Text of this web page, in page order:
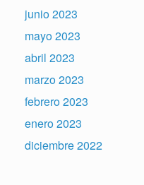
junio 2023
mayo 2023
abril 2023
marzo 2023
febrero 2023
enero 2023
diciembre 2022